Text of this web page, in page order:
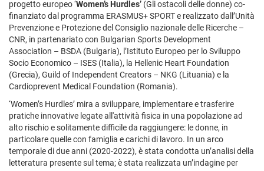
progetto europeo ‘Women’s Hurdles’ (Gli ostacoli delle donne) co-
finanziato dal programma ERASMUS+ SPORT e realizzato dall’Unità
Prevenzione e Protezione del Consiglio nazionale delle Ricerche –
CNR, in partenariato con Bulgarian Sports Development
Association – BSDA (Bulgaria), l’Istituto Europeo per lo Sviluppo
Socio Economico – ISES (Italia), la Hellenic Heart Foundation
(Grecia), Guild of Independent Creators – NKG (Lituania) e la
Cardioprevent Medical Foundation (Romania).
‘Women’s Hurdles’ mira a sviluppare, implementare e trasferire
pratiche innovative legate all'attività fisica in una popolazione ad
alto rischio e solitamente difficile da raggiungere: le donne, in
particolare quelle con famiglia e carichi di lavoro. In un arco
temporale di due anni (2020-2022), è stata condotta un’analisi della
letteratura presente sul tema; è stata realizzata un’indagine per